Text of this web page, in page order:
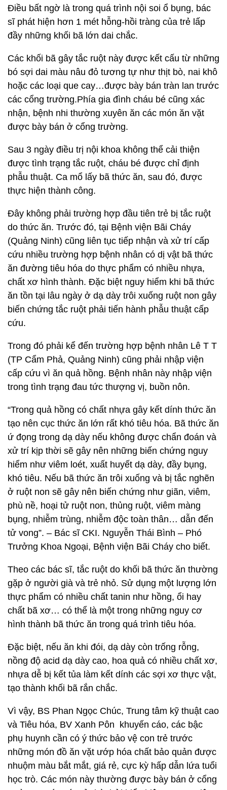
Điều bất ngờ là trong quá trình nội soi ổ bụng, bác
sĩ phát hiện hơn 1 mét hỗng-hồi tràng của trẻ lấp
đầy những khối bã lớn dai chắc.
Các khối bã gây tắc ruột này được kết cấu từ những
bó sợi dai màu nâu đỏ tương tự như thịt bò, nai khô
hoặc các loại que cay…được bày bán tràn lan trước
các cổng trường.Phía gia đình cháu bé cũng xác
nhận, bệnh nhi thường xuyên ăn các món ăn vặt
được bày bán ở cổng trường.
Sau 3 ngày điều trị nội khoa không thể cải thiện
được tình trạng tắc ruột, cháu bé được chỉ định
phẫu thuật. Ca mổ lấy bã thức ăn, sau đó, được
thực hiện thành công.
Đây không phải trường hợp đầu tiên trẻ bị tắc ruột
do thức ăn. Trước đó, tại Bệnh viện Bãi Cháy
(Quảng Ninh) cũng liên tục tiếp nhận và xử trí cấp
cứu nhiều trường hợp bệnh nhân có dị vật bã thức
ăn đường tiêu hóa do thực phẩm có nhiều nhựa,
chất xơ hình thành. Đặc biệt nguy hiểm khi bã thức
ăn tồn tại lâu ngày ở dạ dày trôi xuống ruột non gây
biến chứng tắc ruột phải tiến hành phẫu thuật cấp
cứu.
Trong đó phải kể đến trường hợp bệnh nhân Lê T T
(TP Cẩm Phả, Quảng Ninh) cũng phải nhập viện
cấp cứu vì ăn quả hồng. Bệnh nhân này nhập viện
trong tình trạng đau tức thượng vị, buồn nôn.
“Trong quả hồng có chất nhựa gây kết dính thức ăn
tạo nên cục thức ăn lớn rất khó tiêu hóa. Bã thức ăn
ứ đọng trong dạ dày nếu không được chẩn đoán và
xử trí kịp thời sẽ gây nên những biến chứng nguy
hiểm như viêm loét, xuất huyết dạ dày, đầy bụng,
khó tiêu. Nếu bã thức ăn trôi xuống và bị tắc nghẽn
ở ruột non sẽ gây nên biến chứng như giãn, viêm,
phù nề, hoại tử ruột non, thủng ruột, viêm màng
bụng, nhiễm trùng, nhiễm độc toàn thân… dẫn đến
tử vong”. – Bác sĩ CKI. Nguyễn Thái Bình – Phó
Trưởng Khoa Ngoại, Bệnh viện Bãi Cháy cho biết.
Theo các bác sĩ, tắc ruột do khối bã thức ăn thường
gặp ở người già và trẻ nhỏ. Sử dụng một lượng lớn
thực phẩm có nhiều chất tanin như hồng, ổi hay
chất bã xơ… có thể là một trong những nguy cơ
hình thành bã thức ăn trong quá trình tiêu hóa.
Đặc biệt, nếu ăn khi đói, dạ dày còn trống rỗng,
nồng độ acid dạ dày cao, hoa quả có nhiều chất xơ,
nhựa dễ bị kết tủa làm kết dính các sợi xơ thực vật,
tạo thành khối bã rắn chắc.
Vì vậy, BS Phan Ngọc Chúc, Trung tâm kỹ thuật cao
và Tiêu hóa, BV Xanh Pôn khuyến cáo, các bậc
phụ huynh cần có ý thức bảo vệ con trẻ trước
những món đồ ăn vặt ướp hóa chất bảo quản được
nhuộm màu bắt mắt, giá rẻ, cực kỳ hấp dẫn lứa tuổi
học trò. Các món này thường được bày bán ở cổng